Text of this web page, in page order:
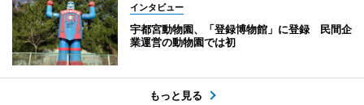
インタビュー
宇都宮動物園、「登録博物館」に登録 民間企
業運営の動物園では初
もっと見る